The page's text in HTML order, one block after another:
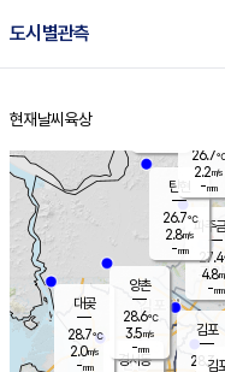
도시별관측
홈
현재날씨 육상
경서동
파주
27.4
4.8
-mm
대곶
28.7℃
2.0m/s
-mm
탄현
26.7℃
2.8m/s
-mm
김포
28.3℃
양촌
28.6℃
3.5m/s
-mm
김
26.7℃
2.2m/s
-mm